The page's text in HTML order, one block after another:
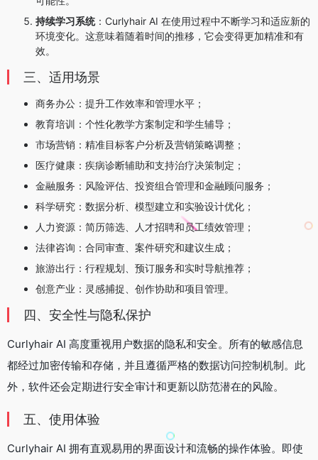
持续学习系统：Curlyhair AI 在使用过程中不断学习和适应新的
环境变化。这意味着随着时间的推移，它会变得更加精准和有
效。
三、适用场景
商务办公：提升工作效率和管理水平；
教育培训：个性化教学方案制定和学生辅导；
市场营销：精准目标客户分析及营销策略调整；
医疗健康：疾病诊断辅助和支持治疗决策制定；
金融服务：风险评估、投资组合管理和金融顾问服务；
科学研究：数据分析、模型建立和实验设计优化；
人力资源：简历筛选、人才招聘和员工绩效管理；
法律咨询：合同审查、案件研究和建议生成；
旅游出行：行程规划、预订服务和实时导航推荐；
创意产业：灵感捕捉、创作协助和项目管理。
四、安全性与隐私保护
Curlyhair AI 高度重视用户数据的隐私和安全。所有的敏感信息
都经过加密传输和存储，并且遵循严格的数据访问控制机制。此
外，软件还会定期进行安全审计和更新以防范潜在的风险。
五、使用体验
Curlyhair AI 拥有直观易用的界面设计和流畅的操作体验。即使